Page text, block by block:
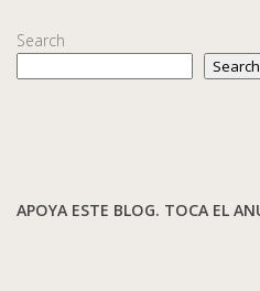
Search
Search
APOYA ESTE BLOG. TOCA EL